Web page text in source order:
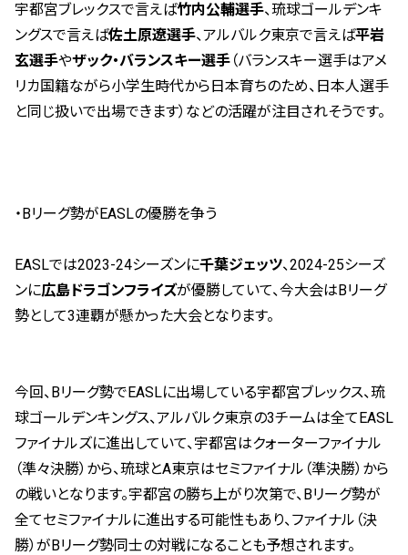
宇都宮ブレックスで言えば竹内公輔選手、琉球ゴールデンキ
ングスで言えば佐土原遼選手、アルバルク東京で言えば平岩
玄選手やザック・バランスキー選手 （バランスキー選手はアメ
リカ国籍ながら小学生時代から日本育ちのため、日本人選手
と同じ扱いで出場できます）などの活躍が注目されそうです。
・Bリーグ勢がEASLの優勝を争う
EASLでは2023-24シーズンに千葉ジェッツ、2024-25シーズ
ンに広島ドラゴンフライズが優勝していて、今大会はBリーグ
勢として3連覇が懸かった大会となります。
今回、Bリーグ勢でEASLに出場している宇都宮ブレックス、琉
球ゴールデンキングス、アルバルク東京の3チームは全てEASL
ファイナルズに進出していて、宇都宮はクォーターファイナル
（準々決勝）から、琉球とA東京はセミファイナル（準決勝）から
の戦いとなります。宇都宮の勝ち上がり次第で、Bリーグ勢が
全てセミファイナルに進出する可能性もあり、ファイナル（決
勝）がBリーグ勢同士の対戦になることも予想されます。